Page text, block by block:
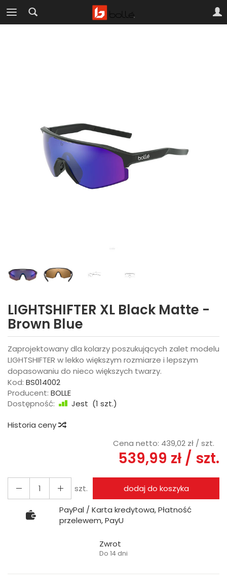
LIGHTSHIFTER XL Black Matte -
Brown Blue
Zaprojektowany dla kolarzy poszukujących zalet modelu
LIGHTSHIFTER w lekko większym rozmiarze i lepszym
dopasowaniu do nieco większych twarzy.
Kod: BS014002
Producent: BOLLE
Dostępność:
Jest (1 szt.)
Historia ceny
Cena netto: 439,02 zł / szt.
539,99 zł / szt.
szt.
dodaj do koszyka
PayPal / Karta kredytowa, Płatność
przelewem, PayU
Zwrot
Do 14 dni